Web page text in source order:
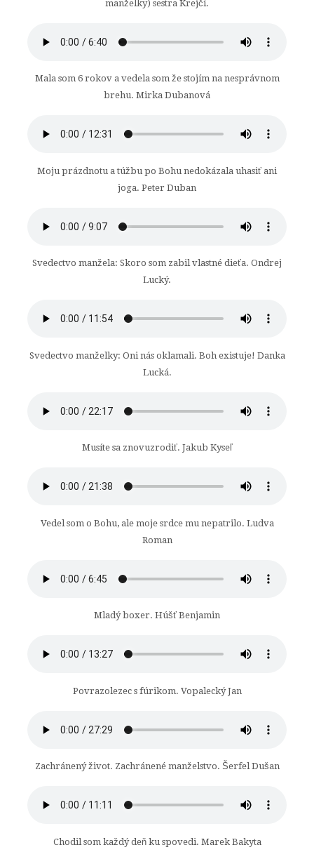
manželky) sestra Krejčí.
Mala som 6 rokov a vedela som že stojím na nesprávnom
brehu. Mirka Dubanová
Moju prázdnotu a túžbu po Bohu nedokázala uhasiť ani
joga. Peter Duban
Svedectvo manžela: Skoro som zabil vlastné dieťa. Ondrej
Lucký.
Svedectvo manželky: Oni nás oklamali. Boh existuje! Danka
Lucká.
Musíte sa znovuzrodiť. Jakub Kyseľ
Vedel som o Bohu, ale moje srdce mu nepatrilo. Ludva
Roman
Mladý boxer. Húšť Benjamin
Povrazolezec s fúrikom. Vopalecký Jan
Zachránený život. Zachránené manželstvo. Šerfel Dušan
Chodil som každý deň ku spovedi. Marek Bakyta